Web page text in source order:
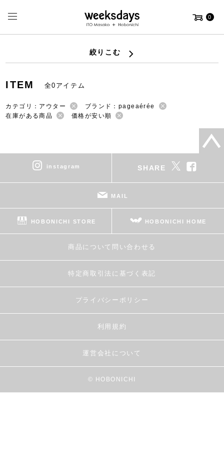
0
絞りこむ
ITEM 全0アイテム
カテゴリ：アウター
ブランド：pageaérée
在庫がある商品
価格が安い順
instagram SHARE
MAIL
HOBONICHI STORE HOBONICHI HOME
商品について問い合わせる
特定商取引法に基づく表記
プライバシーポリシー
利用規約
運営会社について
© HOBONICHI